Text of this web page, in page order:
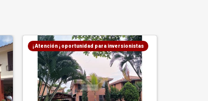
¡ Atención ¡ oportunidad para inversionistas